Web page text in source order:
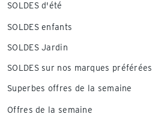
SOLDES d'été
SOLDES enfants
SOLDES Jardin
SOLDES sur nos marques préférées
Superbes offres de la semaine
Offres de la semaine